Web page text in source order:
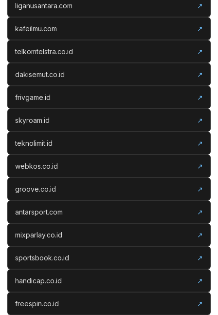
liganusantara.com ↗
kafeilmu.com ↗
telkomtelstra.co.id ↗
dakisemut.co.id ↗
frivgame.id ↗
skyroam.id ↗
teknolimit.id ↗
webkos.co.id ↗
groove.co.id ↗
antarsport.com ↗
mixparlay.co.id ↗
sportsbook.co.id ↗
handicap.co.id ↗
freespin.co.id ↗